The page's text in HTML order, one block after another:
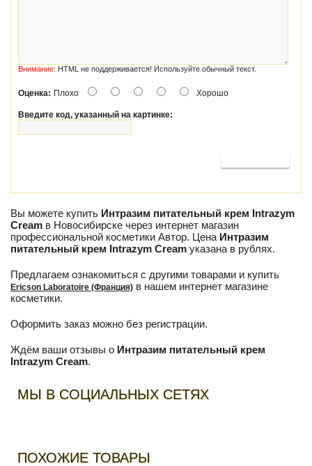
Внимание: HTML не поддерживается! Используйте обычный текст.
Оценка: Плохо Хорошо
Введите код, указанный на картинке:
Вы можете купить Интразим питательный крем Intrazym
Cream в Новосибирске через интернет магазин
профессиональной косметики Автор. Цена Интразим
питательный крем Intrazym Cream указана в рублях.
Предлагаем ознакомиться с другими товарами и купить
Ericson Laboratoire (Франция) в нашем интернет магазине
косметики.
Оформить заказ можно без регистрации.
Ждём ваши отзывы о Интразим питательный крем
Intrazym Cream.
МЫ В СОЦИАЛЬНЫХ СЕТЯХ
ПОХОЖИЕ ТОВАРЫ